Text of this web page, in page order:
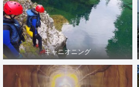
キャニオニング